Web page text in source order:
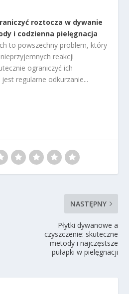
roztocza w dywanie
i codzienna pielęgnacja
to powszechny problem, który
reakcji
ograniczyć ich
regularne odkurzanie...
NASTĘPNY
Płytki dywanowe a
czyszczenie: skuteczne
metody i najczęstsze
pułapki w pielęgnacji